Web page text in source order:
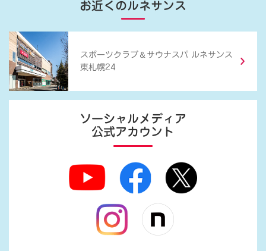
お近くのルネサンス
スポーツクラブ ＆ サウナスパ ルネサンス
東札幌24
ソーシャルメディア
公式アカウント